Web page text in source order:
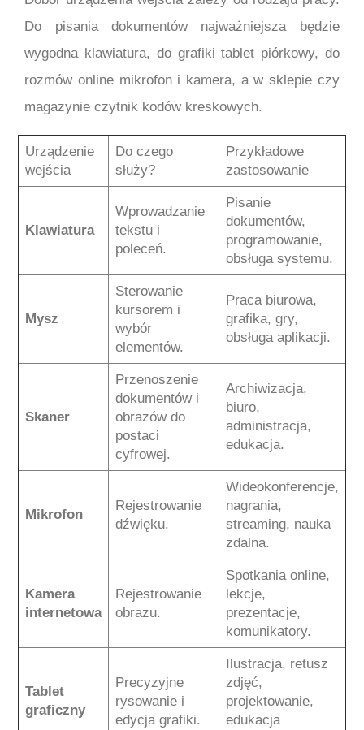
Do pisania dokumentów najważniejsza będzie
wygodna klawiatura, do grafiki tablet piórkowy, do
rozmów online mikrofon i kamera, a w sklepie czy
magazynie czytnik kodów kreskowych.
Urządzenie
wejścia
Do czego
służy?
Przykładowe
zastosowanie
Klawiatura
Wprowadzanie
tekstu i
poleceń.
Pisanie
dokumentów,
programowanie,
obsługa systemu.
Mysz
Sterowanie
kursorem i
wybór
elementów.
Praca biurowa,
grafika, gry,
obsługa aplikacji.
Skaner
Przenoszenie
dokumentów i
obrazów do
postaci
cyfrowej.
Archiwizacja,
biuro,
administracja,
edukacja.
Mikrofon
Rejestrowanie
dźwięku.
Wideokonferencje,
nagrania,
streaming, nauka
zdalna.
Kamera
internetowa
Rejestrowanie
obrazu.
Spotkania online,
lekcje,
prezentacje,
komunikatory.
Tablet
graficzny
Precyzyjne
rysowanie i
edycja grafiki.
Ilustracja, retusz
zdjęć,
projektowanie,
edukacja